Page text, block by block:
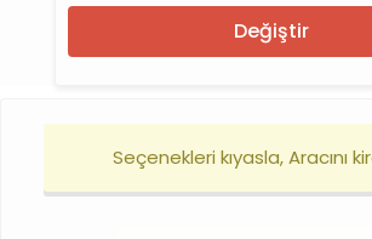
Değiştir
Seçenekleri kıyasla, Aracını